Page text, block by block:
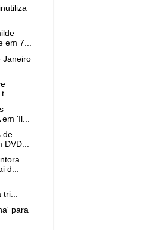
em 7...
Janeiro
'Il...
de
d...
tri...
para